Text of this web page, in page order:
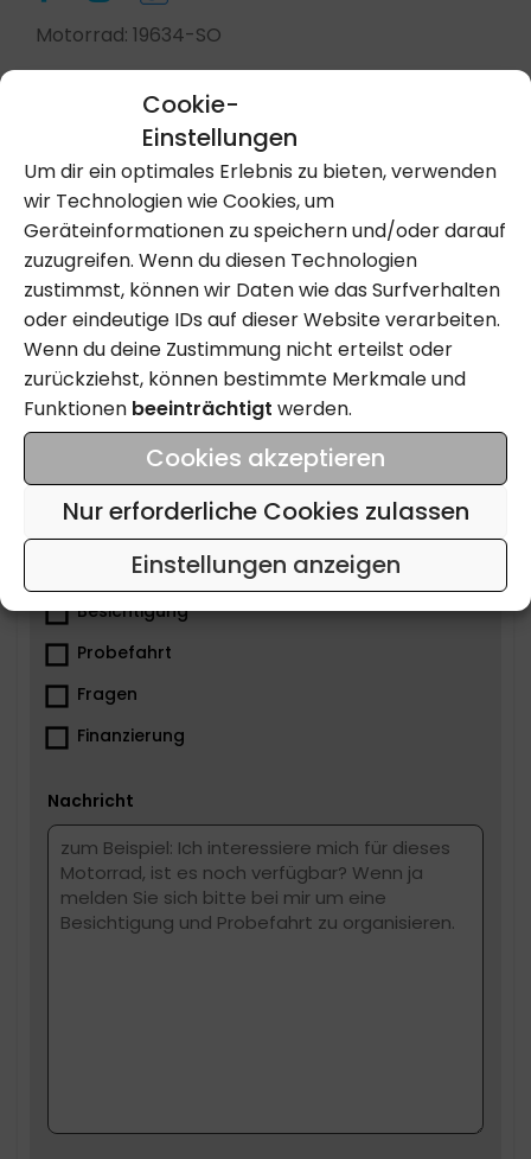
Cookie-
Einstellungen
Um dir ein optimales Erlebnis zu bieten, verwenden
wir Technologien wie Cookies, um
Geräteinformationen zu speichern und/oder darauf
zuzugreifen. Wenn du diesen Technologien
zustimmst, können wir Daten wie das Surfverhalten
oder eindeutige IDs auf dieser Website verarbeiten.
Wenn du deine Zustimmung nicht erteilst oder
zurückziehst, können bestimmte Merkmale und
Funktionen beeinträchtigt werden.
Cookies akzeptieren
Nur erforderliche Cookies zulassen
Einstellungen anzeigen
Motorrad: 19634-SO
Kontakt Aufnehmen
Anrufen
Name
Email
Tel
Was ist dir wichtig?
Besichtigung
Probefahrt
Fragen
Finanzierung
Nachricht